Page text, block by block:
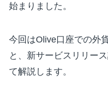
始まりました。
今回はOlive口座での外
と、新サービスリリー
て解説します。